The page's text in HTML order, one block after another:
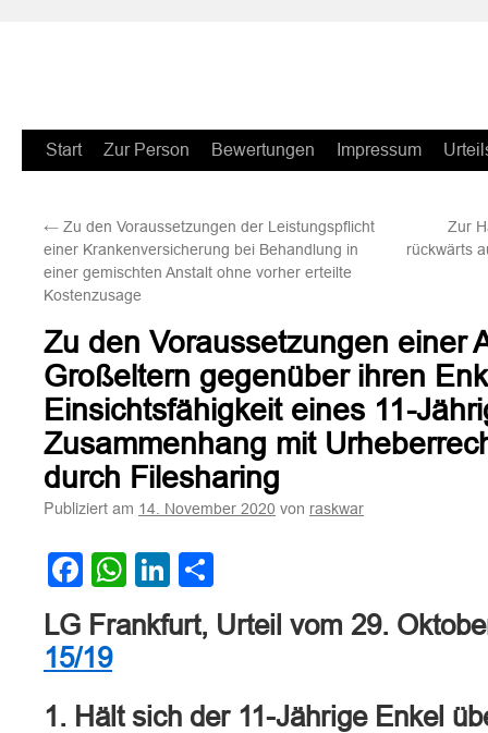
Zum
springen
Start Zur Person Bewertungen Impressum
← Zu den Voraussetzungen der Leistungspflicht
einer Krankenversicherung bei Behandlung in
einer gemischten Anstalt ohne vorher erteilte
Kostenzusage
Zur
rückwärts
Zu den Voraussetzungen einer
Großeltern gegenüber ihren
Einsichtsfähigkeit eines 11-
Zusammenhang mit
durch Filesharing
Publiziert am 14. November 2020 von raskwar
Facebook
WhatsApp
LinkedIn
LG Frankfurt, Urteil vom 29.
15/19
1. Hält sich der 11-Jährige Enkel